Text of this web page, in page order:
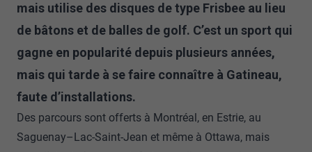
mais utilise des disques de type Frisbee au lieu
de bâtons et de balles de golf. C’est un sport qui
gagne en popularité depuis plusieurs années,
mais qui tarde à se faire connaître à Gatineau,
faute d’installations.
Des parcours sont offerts à Montréal, en Estrie, au
Saguenay–Lac-Saint-Jean et même à Ottawa, mais